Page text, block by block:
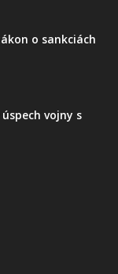
o sankciách
vojny s